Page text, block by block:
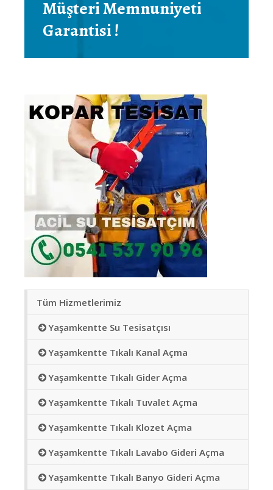
Müşteri Memnuniyeti
Garantisi !
Tüm Hizmetlerimiz
Yaşamkentte Su Tesisatçısı
Yaşamkentte Tıkalı Kanal Açma
Yaşamkentte Tıkalı Gider Açma
Yaşamkentte Tıkalı Tuvalet Açma
Yaşamkentte Tıkalı Klozet Açma
Yaşamkentte Tıkalı Lavabo Gideri Açma
Yaşamkentte Tıkalı Banyo Gideri Açma